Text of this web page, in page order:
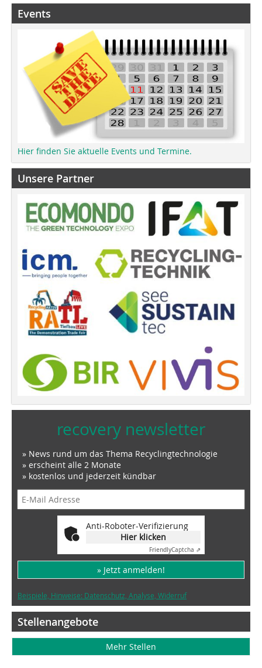
Events
Hier finden Sie aktuelle Events und Termine.
Unsere Partner
recovery newsletter
» News rund um das Thema Recyclingtechnologie
» erscheint alle 2 Monate
» kostenlos und jederzeit kündbar
Anti-Roboter-Verifizierung
Hier klicken
FriendlyCaptcha ⇗
» Jetzt anmelden!
Beispiele, Hinweise: Datenschutz, Analyse, Widerruf
Stellenangebote
Mehr Stellen